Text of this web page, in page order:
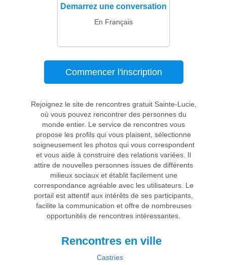
Demarrez une conversation
En Français
Commencer l'inscription
Rejoignez le site de rencontres gratuit Sainte-Lucie,
où vous pouvez rencontrer des personnes du
monde entier. Le service de rencontres vous
propose les profils qui vous plaisent, sélectionne
soigneusement les photos qui vous correspondent
et vous aide à construire des relations variées. Il
attire de nouvelles personnes issues de différents
milieux sociaux et établit facilement une
correspondance agréable avec les utilisateurs. Le
portail est attentif aux intérêts de ses participants,
facilite la communication et offre de nombreuses
opportunités de rencontres intéressantes.
Rencontres en ville
Castries